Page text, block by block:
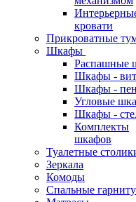
кровати
Прикроватные
Шкафы
Распашные
Шкафы -
Шкафы -
Угловые
Шкафы -
Комплекты
шкафов
Туалетные
Зеркала
Комоды
Спальные